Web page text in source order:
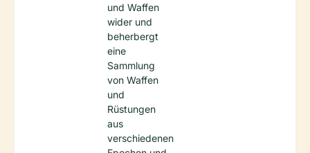
und Waffen
wider und
beherbergt
eine
Sammlung
von Waffen
und
Rüstungen
aus
verschiedenen